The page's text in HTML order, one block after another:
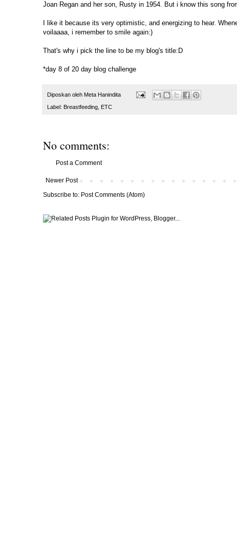
Joan Regan and her son, Rusty in 1954. But i know this song
I like it because its very optimistic, and energizing to hear.
voilaaaa, i remember to smile again:)
That's why i pick the line to be my blog's title:D
*day 8 of 20 day blog challenge
Diposkan oleh Meta Hanindita
Label: Breastfeeding ETC
No comments:
Post a Comment
Newer Post
Subscribe to: Post Comments (Atom)